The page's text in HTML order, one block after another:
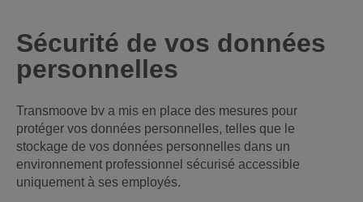
Sécurité de vos données
personnelles
Transmoove bv a mis en place des mesures pour
protéger vos données personnelles, telles que le
stockage de vos données personnelles dans un
environnement professionnel sécurisé accessible
uniquement à ses employés.